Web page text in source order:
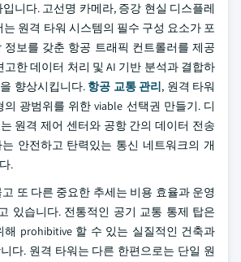
니다. 고선명 카메라, 증강 현실 디스플레
는 원격 타워 시스템의 필수 구성 요소가 포
정보를 갖춘 항공 트래픽 컨트롤러를 제공
고한 데이터 처리 및 AI 기반 분석과 결합하
향상시킵니다. 항공 교통 관리, 원격 타워
광범위를 위한 viable 선택권 만들기. 디
원격 제어 센터와 공항 간의 데이터 전송
안전하고 탄력있는 통신 네트워크의 개
.
또 다른 중요한 추세는 비용 효율과 운영
있습니다. 전통적인 공기 교통 통제 탑은
해 prohibitive 할 수 있는 실질적인 건축과
다. 원격 타워는 다른 한편으로는 단일 원